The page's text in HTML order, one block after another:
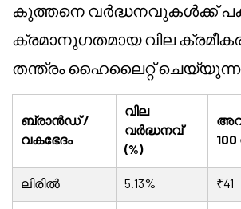
കുത്തനെ വർദ്ധനവുകൾക്ക്
ക്രമാനുഗതമായ വില
തന്ത്രം ഹൈലൈറ്റ്
ബ്രാൻഡ് /
വകഭേദം
വില
വർദ്ധനവ്
(%)
ലിരിൽ 5.13% ₹41